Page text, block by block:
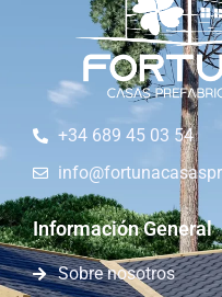
+34 689 45 03 54
Información General
Sobre nosotros